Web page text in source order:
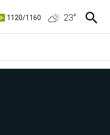
1120/1160 23°